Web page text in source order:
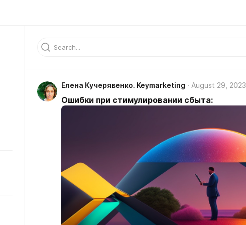
Елена Кучерявенко. Keymarketing August 29, 2023
Ошибки при стимулировании сбыта: